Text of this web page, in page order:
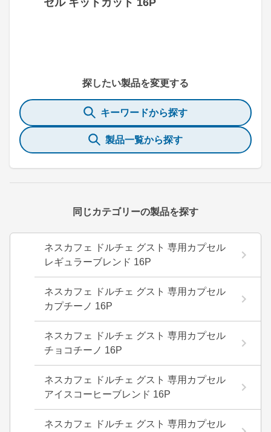
探したい製品を変更する
キーワードから探す
製品一覧から探す
同じカテゴリーの製品を探す
ネスカフェ ドルチェ グスト 専用カプセル
レギュラーブレンド 16P
ネスカフェ ドルチェ グスト 専用カプセル
カプチーノ 16P
ネスカフェ ドルチェ グスト 専用カプセル
チョコチーノ 16P
ネスカフェ ドルチェ グスト 専用カプセル
アイスコーヒーブレンド 16P
ネスカフェ ドルチェ グスト 専用カプセル